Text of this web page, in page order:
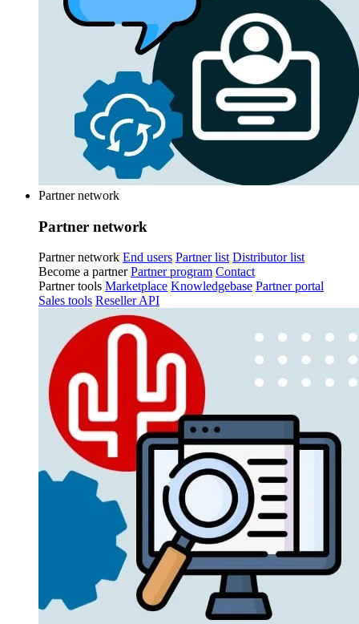
Partner network
Partner network
Partner network End users Partner list Distributor list
Become a partner Partner program Contact
Partner tools Marketplace Knowledgebase Partner portal
Sales tools Reseller API